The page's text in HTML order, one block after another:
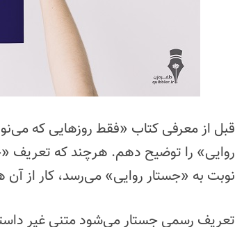
قبل از معرفی کتاب «فقط روزهایی که
روایی» را توضیح دهم. هرچند که
نوبت به «جستار روایی» می‌رسد، کار از
تعریف رسمی جستار می‌شود متنی غیر